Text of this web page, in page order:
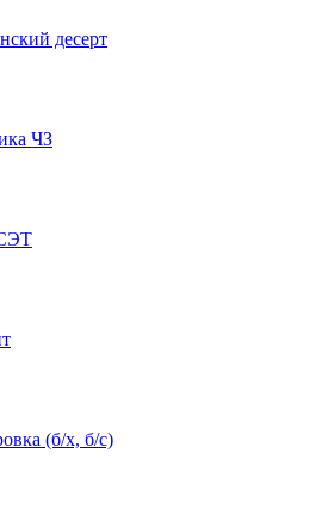
десерт
ЧЗ
(б/х, б/с)